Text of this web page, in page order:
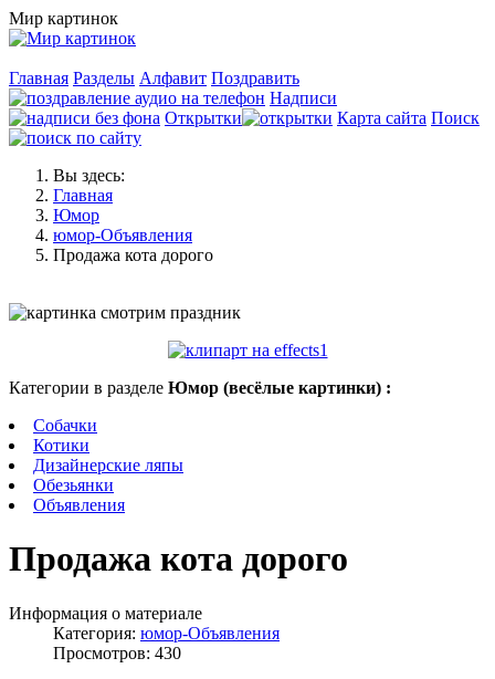
Мир картинок
Главная Разделы Алфавит Поздравить
Надписи
Открытки
Карта сайта Поиск
Вы здесь:
Главная
Юмор
юмор-Объявления
Продажа кота дорого
Категории в разделе Юмор (весёлые картинки) :
Собачки
Котики
Дизайнерские ляпы
Обезьянки
Объявления
Продажа кота дорого
Информация о материале
Категория: юмор-Объявления
Просмотров: 430